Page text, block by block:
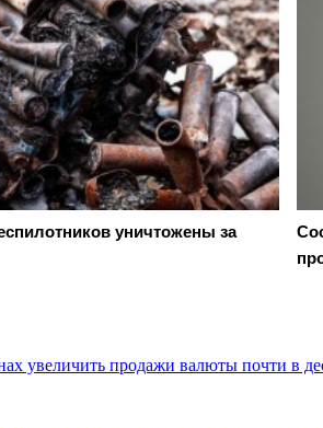
уничтожены за
увеличить продажи валюты почти в